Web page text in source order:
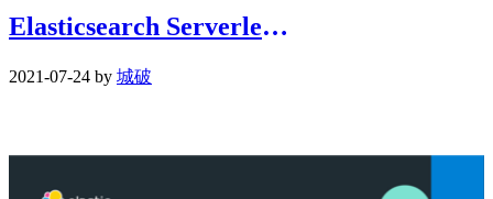
Elasticsearch Serverless 云原生创新实践
2021-07-24 by 城破